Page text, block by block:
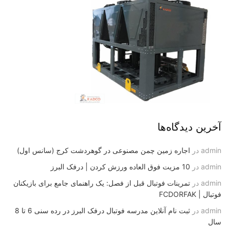
آخرین دیدگاه‌ها
admin در اجاره زمین چمن مصنوعی در گوهردشت کرج (سانس اول)
admin در 10 مزیت فوق العاده ورزش کردن | درفک البرز
admin در تمرینات فوتبال قبل از فصل: یک راهنمای جامع برای بازیکنان
فوتبال | FCDORFAK
admin در
ثبت نام آنلاین مدرسه فوتبال درفک البرز در رده سنی 6 تا 8
سال